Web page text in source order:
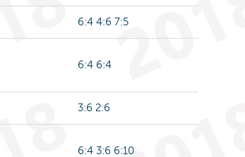
6:4 4:6 7:5
6:4 6:4
3:6 2:6
6:4 3:6 6:10